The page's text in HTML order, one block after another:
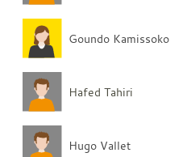
Goundo Kamissoko
Hafed Tahiri
Hugo Vallet